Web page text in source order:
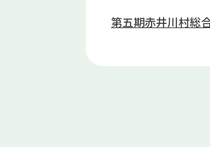
第五期赤井川村総